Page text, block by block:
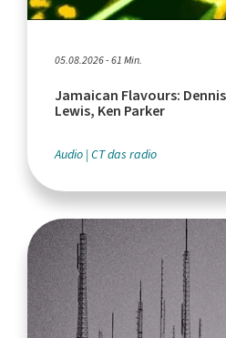
05.08.2026 - 61 Min.
Jamaican Flavours:
Lewis, Ken Parker
Audio CT das radio